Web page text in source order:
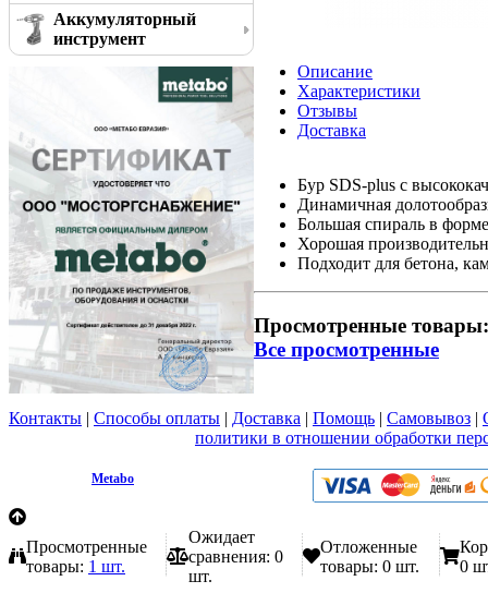
Аккумуляторный
инструмент
Описание
Характеристики
Отзывы
Доставка
Бур SDS-plus с
Динамичная
Большая спираль в
Хорошая
Подходит для бетона,
Просмотренные товары:
Все просмотренные
Контакты | Способы оплаты | Доставка | Помощь | Самовывоз |
политики в отношении обработки
Metabo
Просмотренные
товары: 1 шт.
Ожидает
сравнения: 0
шт.
Отложенные
товары: 0 шт.
0